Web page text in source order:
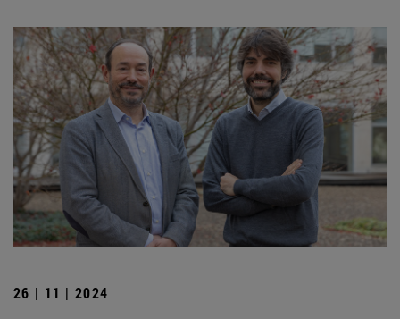
26 | 11 | 2024